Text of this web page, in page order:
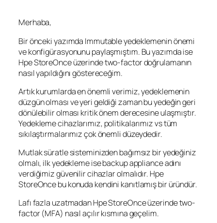
Merhaba,
Bir önceki yazımda Immutable yedeklemenin önemi
ve konfigürasyonunu paylaşmıştım. Bu yazımda ise
Hpe StoreOnce üzerinde two-factor doğrulamanın
nasıl yapıldığını göstereceğim.
Artık kurumlarda en önemli verimiz, yedeklemenin
düzgün olması ve yeri geldiği zaman bu yedeğin geri
dönülebilir olması kritik önem derecesine ulaşmıştır.
Yedekleme cihazlarımız, politikalarımız vs tüm
sıkılaştırmalarımız çok önemli düzeydedir.
Mutlak süratle sisteminizden bağımsız bir yedeğiniz
olmalı, ilk yedekleme ise backup appliance adını
verdiğimiz güvenilir cihazlar olmalıdır. Hpe
StoreOnce bu konuda kendini kanıtlamış bir üründür.
Lafı fazla uzatmadan Hpe StoreOnce üzerinde two-
factor (MFA) nasıl açılır kısmına geçelim.